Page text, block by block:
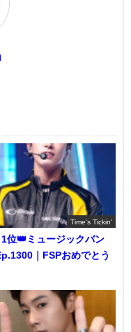
Time's Tickin'
位👑ミュージックバン
｜FSPおめでとう